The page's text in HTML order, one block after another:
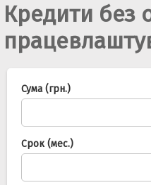
Кредити без
Сума (грн.)
Срок (мес.)